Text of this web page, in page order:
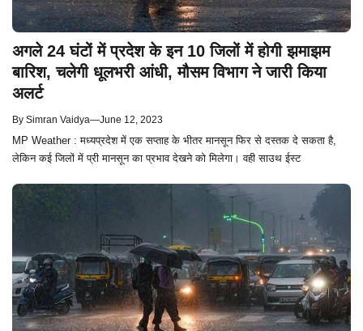
अगले 24 घंटों में प्रदेश के इन 10 जिलों में होगी झमाझम
बारिश, चलेगी धूलभरी आंधी, मौसम विभाग ने जारी किया
अलर्ट
By Simran Vaidya—June 12, 2023
MP Weather : मध्यप्रदेश में एक सप्ताह के भीतर मानसून फिर से दस्तक दे सकता है,
लेकिन कई जिलों में प्री मानसून का प्रभाव देखने को मिलेगा। वही साउथ ईस्ट